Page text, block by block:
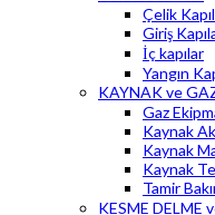
Çelik
Giriş
İç kapılar
Yangın
KAYNAK ve
Gaz
Kaynak
Kaynak
Kaynak
Tamir
KESME DELME